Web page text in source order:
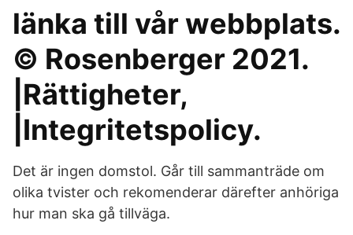
länka till vår webbplats.
© Rosenberger 2021.
|Rättigheter,
|Integritetspolicy.
Det är ingen domstol. Går till sammanträde om
olika tvister och rekomenderar därefter anhöriga
hur man ska gå tillväga.